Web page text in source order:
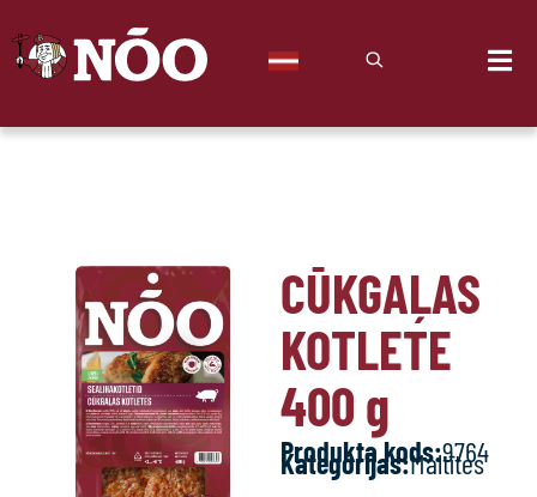
CŪKGAĻAS
KOTLETE
400 g
Produkta kods:9764
Kategorijas:Maltītes